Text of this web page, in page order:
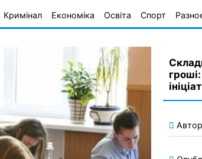
Кримінал Економіка Освіта Спорт